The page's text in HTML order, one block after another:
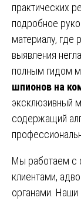
практических
подробное
материалу, где
выявления
полным гидом
шпионов на
эксклюзивный
содержащий
Мы работаем с
клиентами,
органами. Наши